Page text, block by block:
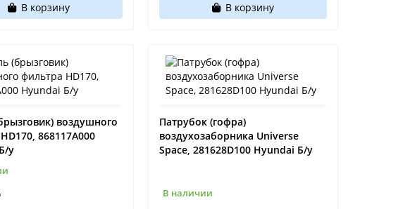
В корзину В корзину
воздушного
868117A000
у
Патрубок (гофра)
воздухозаборника Universe
Space, 281628D100 Hyundai Б/у
В наличии